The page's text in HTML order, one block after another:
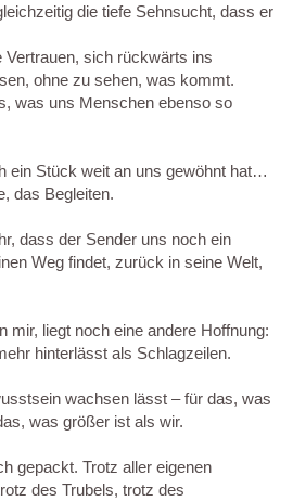
die tiefe Sehnsucht, dass er
Vertrauen, sich rückwärts ins
ohne zu sehen, was kommt.
was uns Menschen ebenso so
ein Stück weit an uns gewöhnt hat…
das Begleiten.
dass der Sender uns noch ein
Weg findet, zurück in seine Welt,
mir, liegt noch eine andere Hoffnung:
hinterlässt als Schlagzeilen.
wachsen lässt – für das, was
was größer ist als wir.
gepackt. Trotz aller eigenen
des Trubels, trotz des